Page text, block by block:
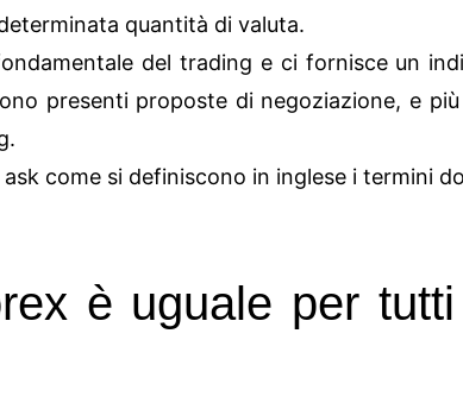
quantità di valuta.
del trading e ci fornisce un
presenti proposte di negoziazione, e
come si definiscono in inglese i termini
è uguale per